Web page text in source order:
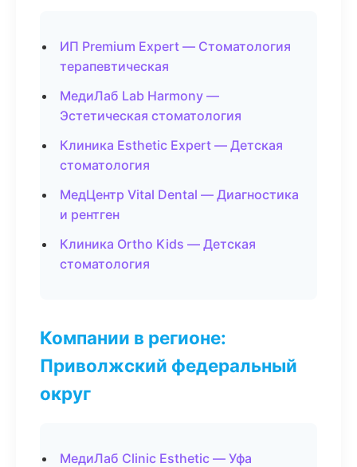
ИП Premium Expert — Стоматология
терапевтическая
МедиЛаб Lab Harmony —
Эстетическая стоматология
Клиника Esthetic Expert — Детская
стоматология
МедЦентр Vital Dental — Диагностика
и рентген
Клиника Ortho Kids — Детская
стоматология
Компании в регионе:
Приволжский федеральный
округ
МедиЛаб Clinic Esthetic — Уфа